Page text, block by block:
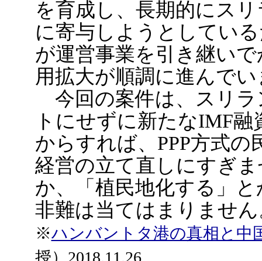
を育成し、長期的にス
に寄与しようとしてい
が運営事業を引き継い
用拡大が順調に進んで
今回の案件は、スリラ
トにせずに新たなIMF
からすれば、PPP方式
経営の立て直しにすぎ
か、「植民地化する」
非難は当てはまりませ
※ハンバントタ港の真相と中
授）2018.11.26